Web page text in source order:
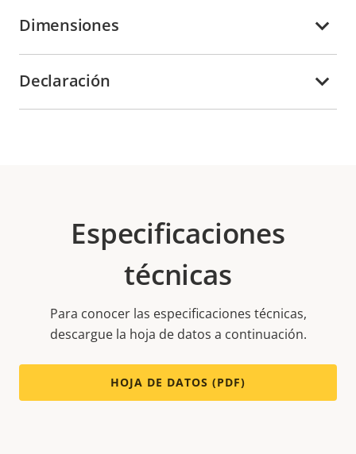
Dimensiones
Declaración
Especificaciones
técnicas
Para conocer las especificaciones técnicas,
descargue la hoja de datos a continuación.
HOJA DE DATOS (PDF)